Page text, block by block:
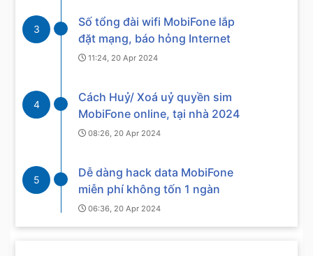
3
Số tổng đài wifi MobiFone lắp
đặt mạng, báo hỏng Internet
11:24, 20 Apr 2024
4
Cách Huỷ/ Xoá uỷ quyền sim
MobiFone online, tại nhà 2024
08:26, 20 Apr 2024
5
Dễ dàng hack data MobiFone
miễn phí không tốn 1 ngàn
06:36, 20 Apr 2024